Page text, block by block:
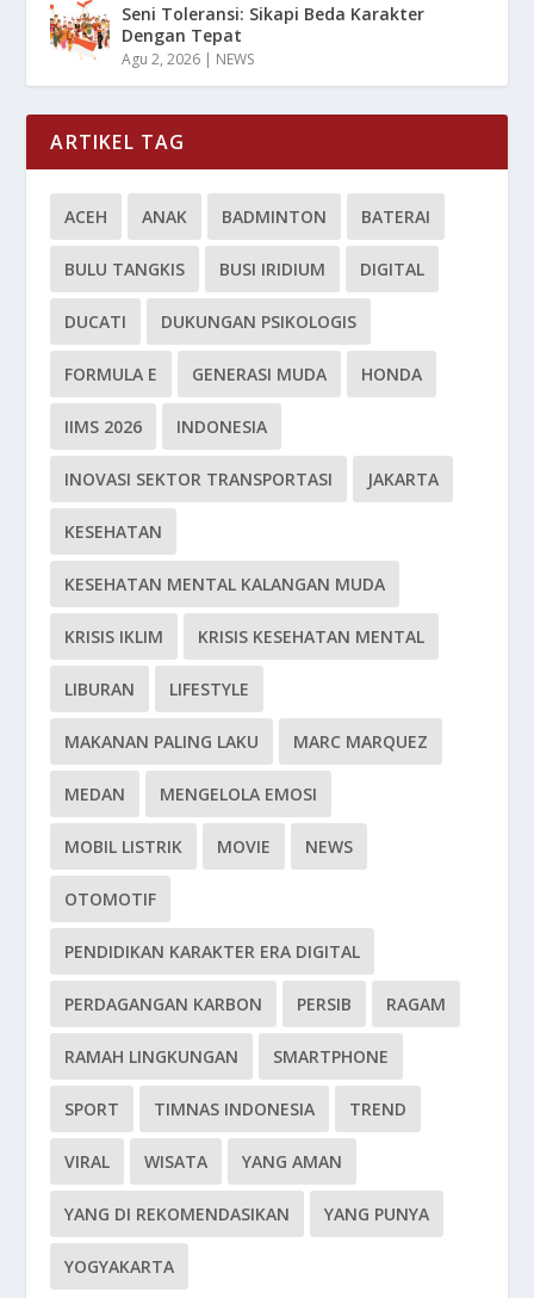
Seni Toleransi: Sikapi Beda Karakter
Dengan Tepat
Agu 2, 2026 | NEWS
ARTIKEL TAG
ACEH ANAK BADMINTON BATERAI
BULU TANGKIS BUSI IRIDIUM DIGITAL
DUCATI DUKUNGAN PSIKOLOGIS
FORMULA E GENERASI MUDA HONDA
IIMS 2026 INDONESIA
INOVASI SEKTOR TRANSPORTASI JAKARTA
KESEHATAN
KESEHATAN MENTAL KALANGAN MUDA
KRISIS IKLIM KRISIS KESEHATAN MENTAL
LIBURAN LIFESTYLE
MAKANAN PALING LAKU MARC MARQUEZ
MEDAN MENGELOLA EMOSI
MOBIL LISTRIK MOVIE NEWS
OTOMOTIF
PENDIDIKAN KARAKTER ERA DIGITAL
PERDAGANGAN KARBON PERSIB RAGAM
RAMAH LINGKUNGAN SMARTPHONE
SPORT TIMNAS INDONESIA TREND
VIRAL WISATA YANG AMAN
YANG DI REKOMENDASIKAN YANG PUNYA
YOGYAKARTA